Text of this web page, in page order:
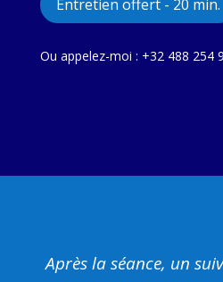
Entretien offert - 20 min.
Ou appelez-moi : +32 488 254
Après la séance, un